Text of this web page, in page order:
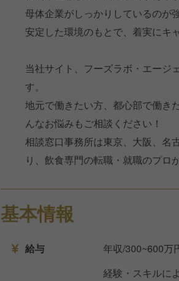
母体企業がしっかりしているのが
安定した環境のもとで、着実にキ
当社サイト、フーズラボ・エージ
す。
地元で働きたい方、都心部で働
んなお悩みもご相談ください！
相談窓口事務所は東京、大阪、名
り、飲食専門の転職・就職のプロ
基本情報
給与
年収/300~600万
経験・スキルに